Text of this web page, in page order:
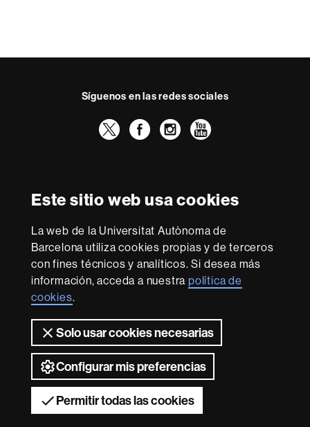
Este sitio web usa cookies
La web de la Universitat Autònoma de
Barcelona utiliza cookies propias y de terceros
con fines técnicos y analíticos. Si desea más
información, acceda a nuestrapolítica de
cookies.
Solo usar cookies necesarias
Configurar mis preferencias
Permitir todas las cookies
Síguenos en las redes sociales
TwitterFacebook
Instagram
Youtube
Excellence
Research
-
Euraxess
Con la financiación de
Sobre
esta
web Aviso legal Protección de datos
web Accesibilidad web Mapa del web UAB
2026 Universitat Autònoma de Barcelona